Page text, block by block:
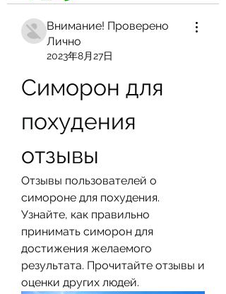
Внимание! Проверено
Лично
2023年8月27日
Симорон для
похудения
отзывы
Отзывы пользователей о
симороне для похудения.
Узнайте, как правильно
принимать симорон для
достижения желаемого
результата. Прочитайте отзывы и
оценки других людей.